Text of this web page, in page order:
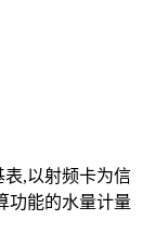
,以射频卡为信
功能的水量计量